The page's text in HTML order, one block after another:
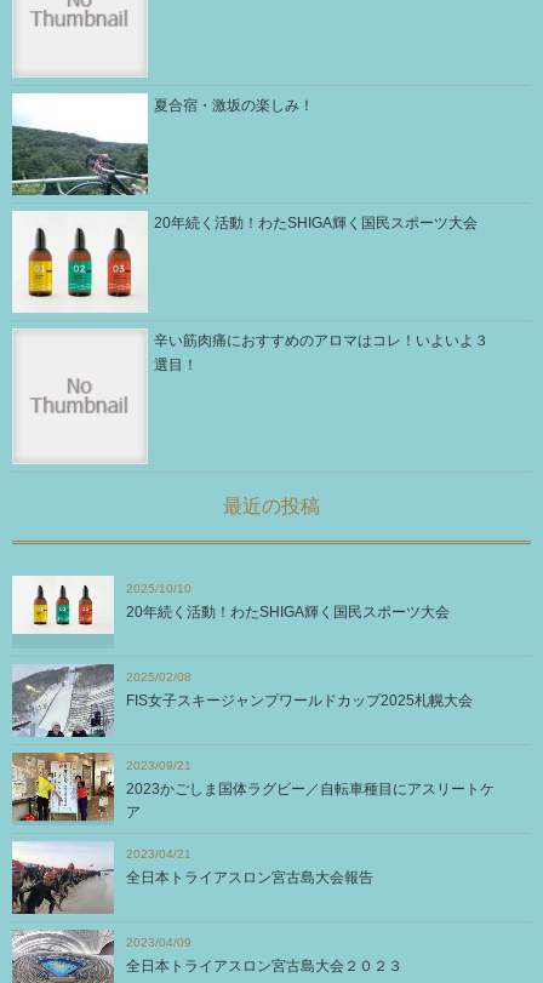
夏合宿・激坂の楽しみ！
20年続く活動！わたSHIGA輝く国民スポーツ大会
辛い筋肉痛におすすめのアロマはコレ！いよいよ３
選目！
最近の投稿
2025/10/10
20年続く活動！わたSHIGA輝く国民スポーツ大会
2025/02/08
FIS女子スキージャンプワールドカップ2025札幌大会
2023/09/21
2023かごしま国体ラグビー／自転車種目にアスリートケ
ア
2023/04/21
全日本トライアスロン宮古島大会報告
2023/04/09
全日本トライアスロン宮古島大会２０２３